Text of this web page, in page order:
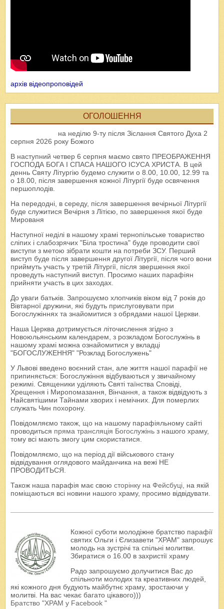
архів відеопроповідей
ОГОЛОШЕННЯ
на неділю 9-ту після Зіслання Святого Духа 2
серпня 2026 року Божого
В наступний четвер 6 серпня маємо свято ПРЕОБРАЖЕННЯ
ГОСПОДА БОГА І СПАСА НАШОГО ІСУСА ХРИСТА. В цей
деннь Святу Літургію будемо служити о 8.00, 10.00, 12.99 та
о 18.00, після завершення кожної Літургії буде освячення
першоплодів.
На передодні, в середу, після завершення вечірньої Літургії
буде служитися Вечірня з Літією, по завершення якої буде
Мированя
Наступної неділі в нашому храмі тернопільське товариство
сліпих і слабозрячих "Біла тростина" буде проводити свої
виступи з метою зібрати кошти на потреби ЗСУ. Перший
виступ буде після завершення другої Літургії, після чого вони
приймуть участь у третій Літургії, після звершення якої
проведуть наступний виступ. Просимо наших парафіян
прийняти участь в цих заходах.
До уваги батьків. Запрошуємо хлопчиків віком від 7 років до
Вівтарної дружини, які будуть прислуговувати при
Богослужіннях та знайомитися з обрядами нашої Церкви.
Наша Церква дотримується літочислення згідно з
Новоюльянським календарем, з розкладом Богослужінь в
нашому храмі можна ознайомитися у вкладці
"БОГОСЛУЖЕННЯ" "Розклад Богослужень"
У Львові введено воєнний стан, але життя нашої парафії не
припиняється: Богослужіння відбуваються у звичайному
режимі. Священики уділяють Святі таїнства Сповіді,
Хрещення і Миропомазання, Вінчання, а також відвідують з
Найсвятішими Тайнами хворих і немічних. Для померлих
служать Чин похорону.
Повідомляємо також, що на нашому парафіяльному сайті
проводиться пряма трансляція Богослужінь з нашого храму,
тому всі мають змогу цим скористатися.
Повідомляємо, що на період дії військового стану
відвідування оглядового майданчика на вежі НЕ
ПРОВОДИТЬСЯ.
Також наша парафія має свою сторінку на Фейсбуці, на якій
поміщаються всі новини нашого храму, просимо відвідувати.
Кожної суботи молодіжне братство парафії
святих Ольги і Єлизавети "ХРАМ" запрошує
молодь на зустрічі та спільні молитви.
Збиратися о 16.00 в захристії храму
Радо запрошуємо долучитися Вас до
спільноти молодих та креативних людей,
які кожного дня будують майбутнє храму, зростаючи у
молитві. На вас чекає багато цікавого)))
Братство "ХРАМ у Facebook "